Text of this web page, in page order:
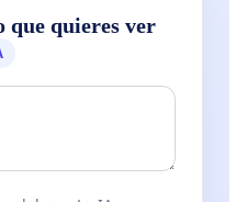
que quieres ver